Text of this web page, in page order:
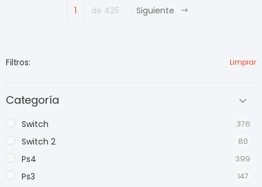
1 de 425 Siguiente
Filtros: Limpiar
Categoría
Switch 376
Switch 2 80
Ps4 399
Ps3 147